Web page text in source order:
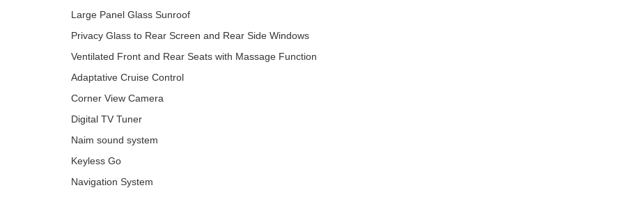
Large Panel Glass Sunroof
Privacy Glass to Rear Screen and Rear Side Windows
Ventilated Front and Rear Seats with Massage Function
Adaptative Cruise Control
Corner View Camera
Digital TV Tuner
Naim sound system
Keyless Go
Navigation System